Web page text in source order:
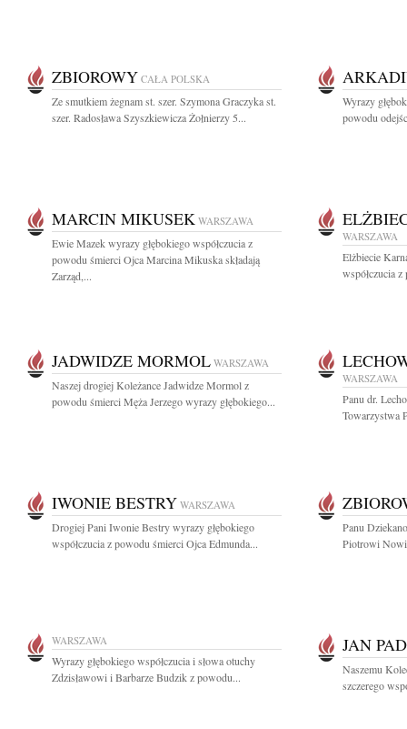
ZBIOROWY CAŁA POLSKA
Ze smutkiem żegnam st. szer. Szymona Graczyka st.
szer. Radosława Szyszkiewicza Żołnierzy 5...
Wyrazy
powodu
MARCIN MIKUSEK WARSZAWA
Ewie Mazek wyrazy głębokiego współczucia z
powodu śmierci Ojca Marcina Mikuska składają
Zarząd,...
WARSZAWA
Elżbiecie
współczucia
JADWIDZE MORMOL WARSZAWA
Naszej drogiej Koleżance Jadwidze Mormol z
powodu śmierci Męża Jerzego wyrazy głębokiego...
WARSZAWA
Panu dr.
Towarzystwa
IWONIE BESTRY WARSZAWA
Drogiej Pani Iwonie Bestry wyrazy głębokiego
współczucia z powodu śmierci Ojca Edmunda...
Panu
Piotrowi
WARSZAWA
Wyrazy głębokiego współczucia i słowa otuchy
Zdzisławowi i Barbarze Budzik z powodu...
JAN
Naszemu
szczerego